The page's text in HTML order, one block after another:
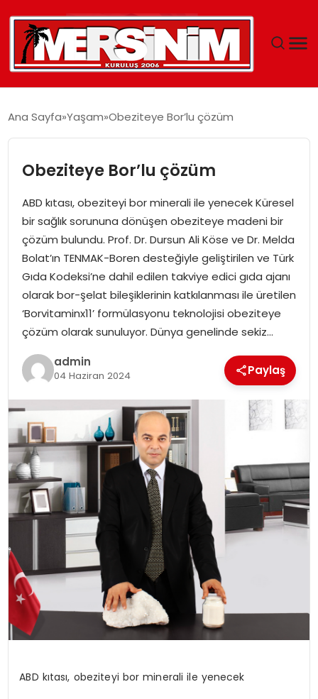
YAŞAM
GÜNCEL
SAĞLIK
EĞITIM
SPOR
EKONOMI
MAGAZIN
DÜNYA
OTOMOBIL
Ana Sayfa Yaşam Obeziteye Bor’lu çözüm
Obeziteye Bor’lu çözüm
ABD kıtası, obeziteyi bor minerali ile yenecek Küresel
bir sağlık sorununa dönüşen obeziteye madeni bir
çözüm bulundu. Prof. Dr. Dursun Ali Köse ve Dr. Melda
Bolat’ın TENMAK-Boren desteğiyle geliştirilen ve Türk
Gıda Kodeksi’ne dahil edilen takviye edici gıda ajanı
olarak bor-şelat bileşiklerinin katkılanması ile üretilen
‘Borvitaminx11’ formülasyonu teknolojisi obeziteye
çözüm olarak sunuluyor. Dünya genelinde sekiz…
admin
04 Haziran 2024 Paylaş
ABD kıtası, obeziteyi bor minerali ile yenecek